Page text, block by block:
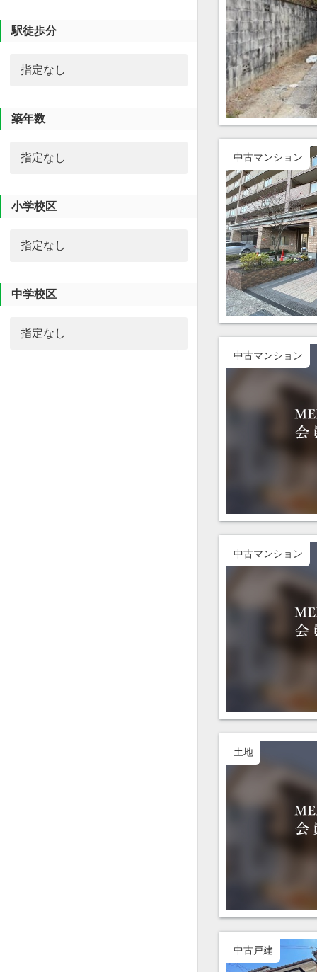
駅徒歩分
築年数
小学校区
中学校区
中古マンション
中古マンション
中古マンション
土地
中古戸建